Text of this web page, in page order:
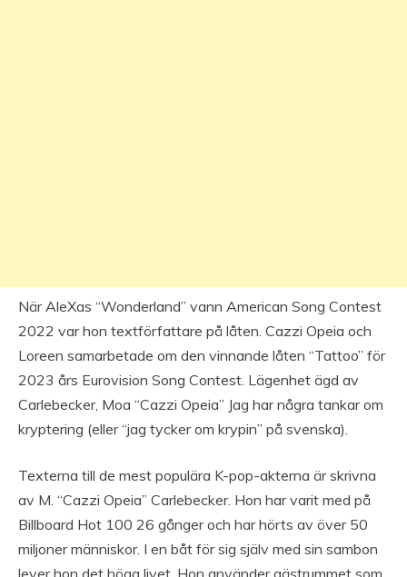
När AleXas “Wonderland” vann American Song Contest
2022 var hon textförfattare på låten. Cazzi Opeia och
Loreen samarbetade om den vinnande låten “Tattoo” för
2023 års Eurovision Song Contest. Lägenhet ägd av
Carlebecker, Moa “Cazzi Opeia” Jag har några tankar om
kryptering (eller “jag tycker om krypin” på svenska).
Texterna till de mest populära K-pop-akterna är skrivna
av M. “Cazzi Opeia” Carlebecker. Hon har varit med på
Billboard Hot 100 26 gånger och har hörts av över 50
miljoner människor. I en båt för sig själv med sin sambon
lever hon det höga livet. Hon använder gästrummet som